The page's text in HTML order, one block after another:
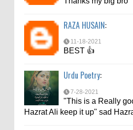
md aftab :
6-6-2021
RAZA HUSAIN:
11-18-2021
BEST 👍
Urdu Poetry:
7-28-2021
"This is a Really
Hazrat Ali keep it up" sad